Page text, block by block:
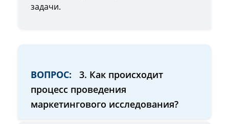
задачи.
ВОПРОС:
3. Как происходит
процесс проведения
маркетингового исследования?